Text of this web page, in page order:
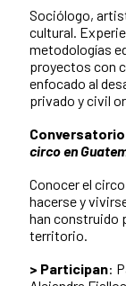
Sociólogo,
cultural.
metodologías
proyectos con
enfocado al
privado y civil
Conversatorio
circo en
Conocer el
hacerse y
han construido
territorio.
> Participan: